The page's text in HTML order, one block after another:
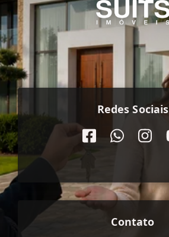
Redes Sociais
Contato